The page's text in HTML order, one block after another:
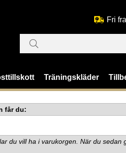
Fri
Träningskläder
får du:
du vill ha i varukorgen. När du